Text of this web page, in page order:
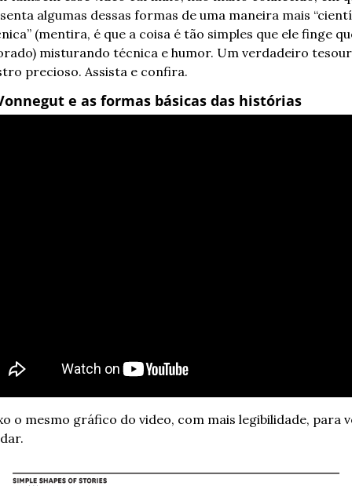
algumas dessas formas de uma maneira mais
(mentira, é que a coisa é tão simples que ele finge
misturando técnica e humor. Um verdadeiro
precioso. Assista e confira.
e as formas básicas das histórias
o mesmo gráfico do video, com mais legibilidade, para